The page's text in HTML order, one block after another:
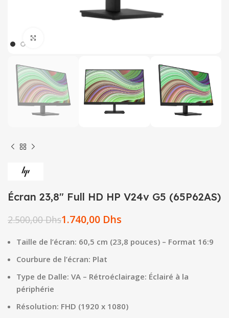
Écran 23,8″ Full HD HP V24v G5 (65P62AS)
2.500,00Dhs1.740,00 Dhs
Taille de l’écran: 60,5 cm (23,8 pouces) – Format 16:9
Courbure de l’écran: Plat
Type de Dalle: VA – Rétroéclairage: Éclairé à la
périphérie
Résolution: FHD (1920 x 1080)